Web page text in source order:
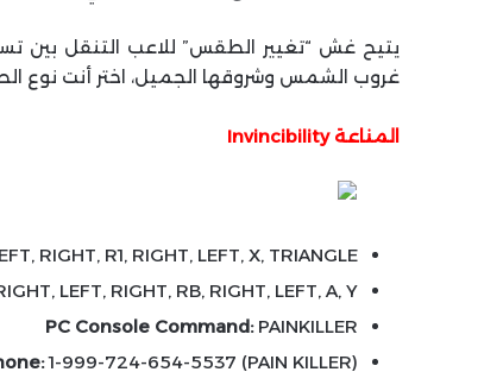
يتيح غش “تغيير الطقس” للاعب التنقل بين
غروب الشمس وشروقها الجميل، اختر أنت نوع
المناعة Invincibility
RIGHT, R1, RIGHT, LEFT, X, TRIANGLE
LEFT, RIGHT, RB, RIGHT, LEFT, A, Y
PC Console Command:PAINKILLER
1-999-724-654-5537 (PAIN KILLER)